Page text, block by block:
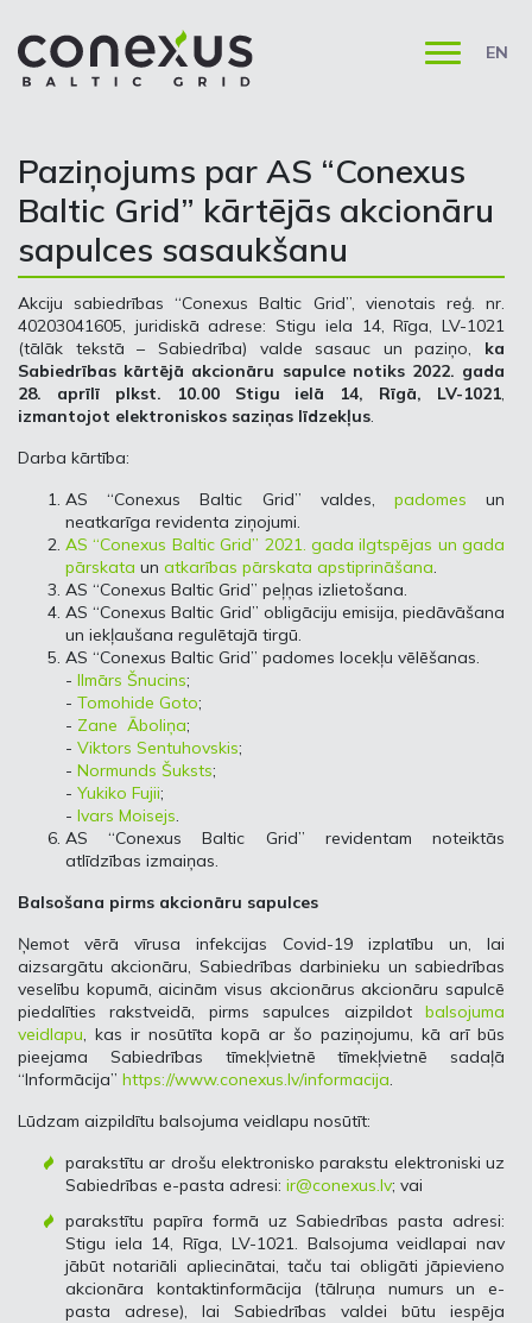
EN
Paziņojums par AS “Conexus
Baltic Grid” kārtējās akcionāru
sapulces sasaukšanu
Akciju sabiedrības “Conexus Baltic Grid”, vienotais reģ. nr.
40203041605, juridiskā adrese: Stigu iela 14, Rīga, LV-1021
(tālāk tekstā – Sabiedrība) valde sasauc un paziņo, ka
Sabiedrības kārtējā akcionāru sapulce notiks 2022. gada
28. aprīlī plkst. 10.00 Stigu ielā 14, Rīgā, LV-1021,
izmantojot elektroniskos saziņas līdzekļus.
Darba kārtība:
AS “Conexus Baltic Grid” valdes, padomesun
neatkarīga revidenta ziņojumi.
AS “Conexus Baltic Grid” 2021. gada ilgtspējas un gada
pārskata un atkarības pārskata apstiprināšana.
AS “Conexus Baltic Grid” peļņas izlietošana.
AS “Conexus Baltic Grid” obligāciju emisija, piedāvāšana
un iekļaušana regulētajā tirgū.
AS “Conexus Baltic Grid” padomes locekļu vēlēšanas.
- Ilmārs Šnucins;
- Tomohide Goto;
- Zane Āboliņa;
- Viktors Sentuhovskis;
- Normunds Šuksts;
- Yukiko Fujii;
- Ivars Moisejs.
AS “Conexus Baltic Grid” revidentam noteiktās
atlīdzības izmaiņas.
Balsošana pirms akcionāru sapulces
Ņemot vērā vīrusa infekcijas Covid-19 izplatību un, lai
aizsargātu akcionāru, Sabiedrības darbinieku un sabiedrības
veselību kopumā, aicinām visus akcionārus akcionāru sapulcē
piedalīties rakstveidā, pirms sapulces aizpildot balsojuma
veidlapu, kas ir nosūtīta kopā ar šo paziņojumu, kā arī būs
pieejama Sabiedrības tīmekļvietnē tīmekļvietnē sadaļā
“Informācija” https://www.conexus.lv/informacija.
Lūdzam aizpildītu balsojuma veidlapu nosūtīt:
parakstītu ar drošu elektronisko parakstu elektroniski uz
Sabiedrības e-pasta adresi: ir@conexus.lv; vai
parakstītu papīra formā uz Sabiedrības pasta adresi:
Stigu iela 14, Rīga, LV-1021. Balsojuma veidlapai nav
jābūt notariāli apliecinātai, taču tai obligāti jāpievieno
akcionāra kontaktinformācija (tālruņa numurs un e-
pasta adrese), lai Sabiedrības valdei būtu iespēja